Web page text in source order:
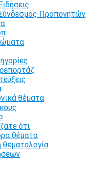
Ειδήσεις
Προπονητών
θέματα
ότι
θέματα
θεματολογία